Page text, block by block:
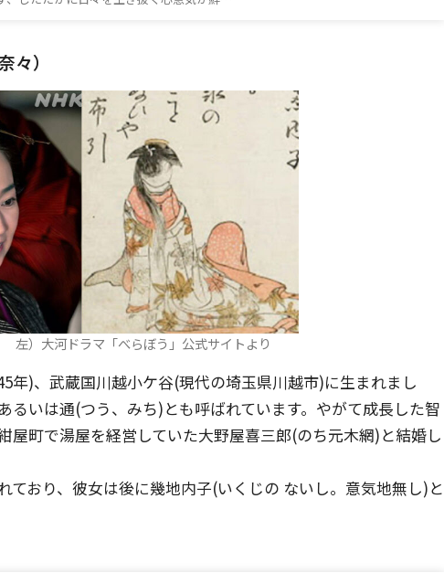
々）
左）大河ドラマ「べらぼう」公式サイトより
年)、武蔵国川越小ケ谷(現代の埼玉県川越市)に生まれまし
るいは通(つう、みち)とも呼ばれています。やがて成長した智
屋町で湯屋を経営していた大野屋喜三郎(のち元木網)と結婚し
ており、彼女は後に幾地内子(いくじの ないし。意気地無し)と